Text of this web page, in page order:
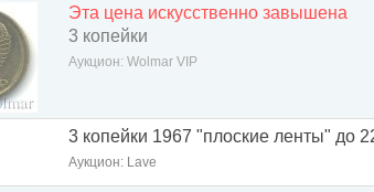
Эта цена искусственно завышена
3 копейки
Аукцион: Wolmar VIP
3 копейки 1967 "плоские ленты" до
Аукцион: Lave